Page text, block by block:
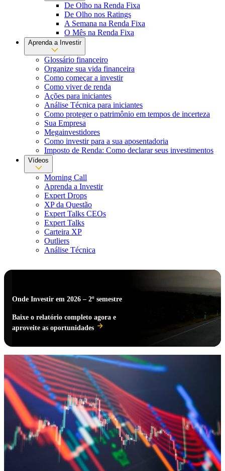
De Olho na Renda Fixa
De Olho nos Ratings
A Semana na Renda Fixa
O Mês na Renda Fixa
Aprenda a Investir
Glossário financeiro
Organize sua vida financeira
Como começar a investir
Como viver de renda
Ações para iniciantes
Análise Técnica para iniciantes
Como proteger o patrimônio em tempos de incerteza
Sua Empresa
Megainvestidores
Como investir para a sua aposentadoria
Imposto de Renda: Como declarar seus investimentos
Vídeos
Morning Call
Aprenda a Investir
Expert Drops
XP da Questão
Expert Talks CEOs
Expert Talks
Carteira XP
Outliers
Análise Técnica
Onde Investir em 2026 – 2º semestre
Baixe o relatório completo agora e
aproveite as oportunidades